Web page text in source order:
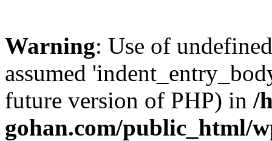
Warning: Use of
assumed
future version of PHP) in /
gohan.com/public_html/